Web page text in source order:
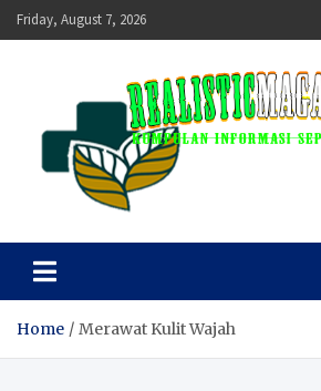
Skip
to
Friday, August 7, 2026
realisticmagazine
Home Merawat Kulit Wajah